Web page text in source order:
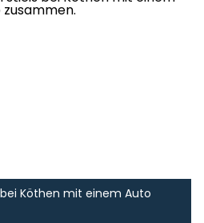
Köthen mit einem Auto